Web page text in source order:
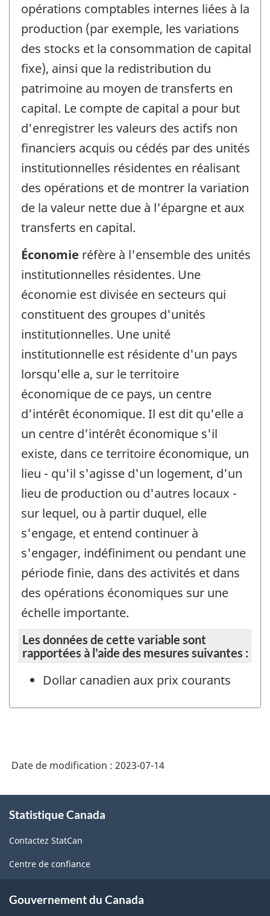
opérations comptables internes liées à la
production (par exemple, les variations
des stocks et la consommation de capital
fixe), ainsi que la redistribution du
patrimoine au moyen de transferts en
capital. Le compte de capital a pour but
d'enregistrer les valeurs des actifs non
financiers acquis ou cédés par des unités
institutionnelles résidentes en réalisant
des opérations et de montrer la variation
de la valeur nette due à l'épargne et aux
transferts en capital.
Économie réfère à l'ensemble des unités
institutionnelles résidentes. Une
économie est divisée en secteurs qui
constituent des groupes d'unités
institutionnelles. Une unité
institutionnelle est résidente d'un pays
lorsqu'elle a, sur le territoire
économique de ce pays, un centre
d'intérêt économique. Il est dit qu'elle a
un centre d'intérêt économique s'il
existe, dans ce territoire économique, un
lieu - qu'il s'agisse d'un logement, d'un
lieu de production ou d'autres locaux -
sur lequel, ou à partir duquel, elle
s'engage, et entend continuer à
s'engager, indéfiniment ou pendant une
période finie, dans des activités et dans
des opérations économiques sur une
échelle importante.
Les données de cette variable sont
rapportées à l'aide des mesures suivantes :
Dollar canadien aux prix courants
Date de modification : 2023-07-14
propos
ce
site
Statistique Canada
Contactez StatCan
Centre de confiance
Gouvernement du Canada